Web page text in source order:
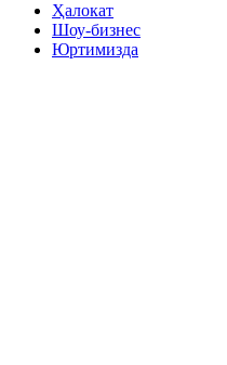
Ҳалокат
Шоу-бизнес
Юртимизда